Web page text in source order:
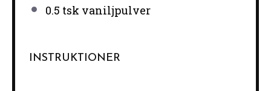
0.5 tsk vaniljpulver
INSTRUKTIONER